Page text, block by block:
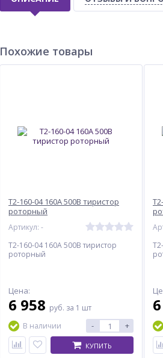
Похожие товары
Т2-160-04 160А 500В тиристор
роторный
Артикул: -
Т2-160-04 160А 500В тиристор
роторный
Цена:
6 958 руб. за 1 шт
В наличии
- +
КУПИТЬ